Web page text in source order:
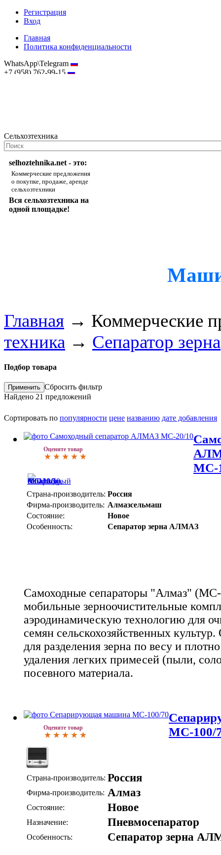
Регистрация
Вход
Главная
Политика конфиденциальности
WhatsApp\Telegram
+7 (958) 762-99-15
Сельхозтехника
selhoztehnika.net - это:
Коммерческие предложения
о покупке, продаже, аренде
сельхозтехники
Вся сельхозтехника на
одной площадке!
Главная → Коммерческие
техника → Сепаратор зерна
Подбор товара
Сбросить фильтр
Найдено 21 предложений
Сортировать по популярности цене названию дате добавления
Оцените товар
МС-
Страна-производитель: Россия
Фирма-производитель: Алмазсельмаш
Состояние:
Новое
Особенность:
Сепаратор зерна АЛМАЗ
Самоходные сепараторы "Алмаз"
мобильные зерноочистительные
аэродинамическую технологию для
семян сельскохозяйственных
для разделения зерна по весу и
удаления легких примесей (пыли,
посевного материала.
Оцените товар
МС-100/
Страна-производитель: Россия
Фирма-производитель: Алмаз
Состояние: Новое
Назначение: Пневмосепаратор
Особенность: Сепаратор зерна